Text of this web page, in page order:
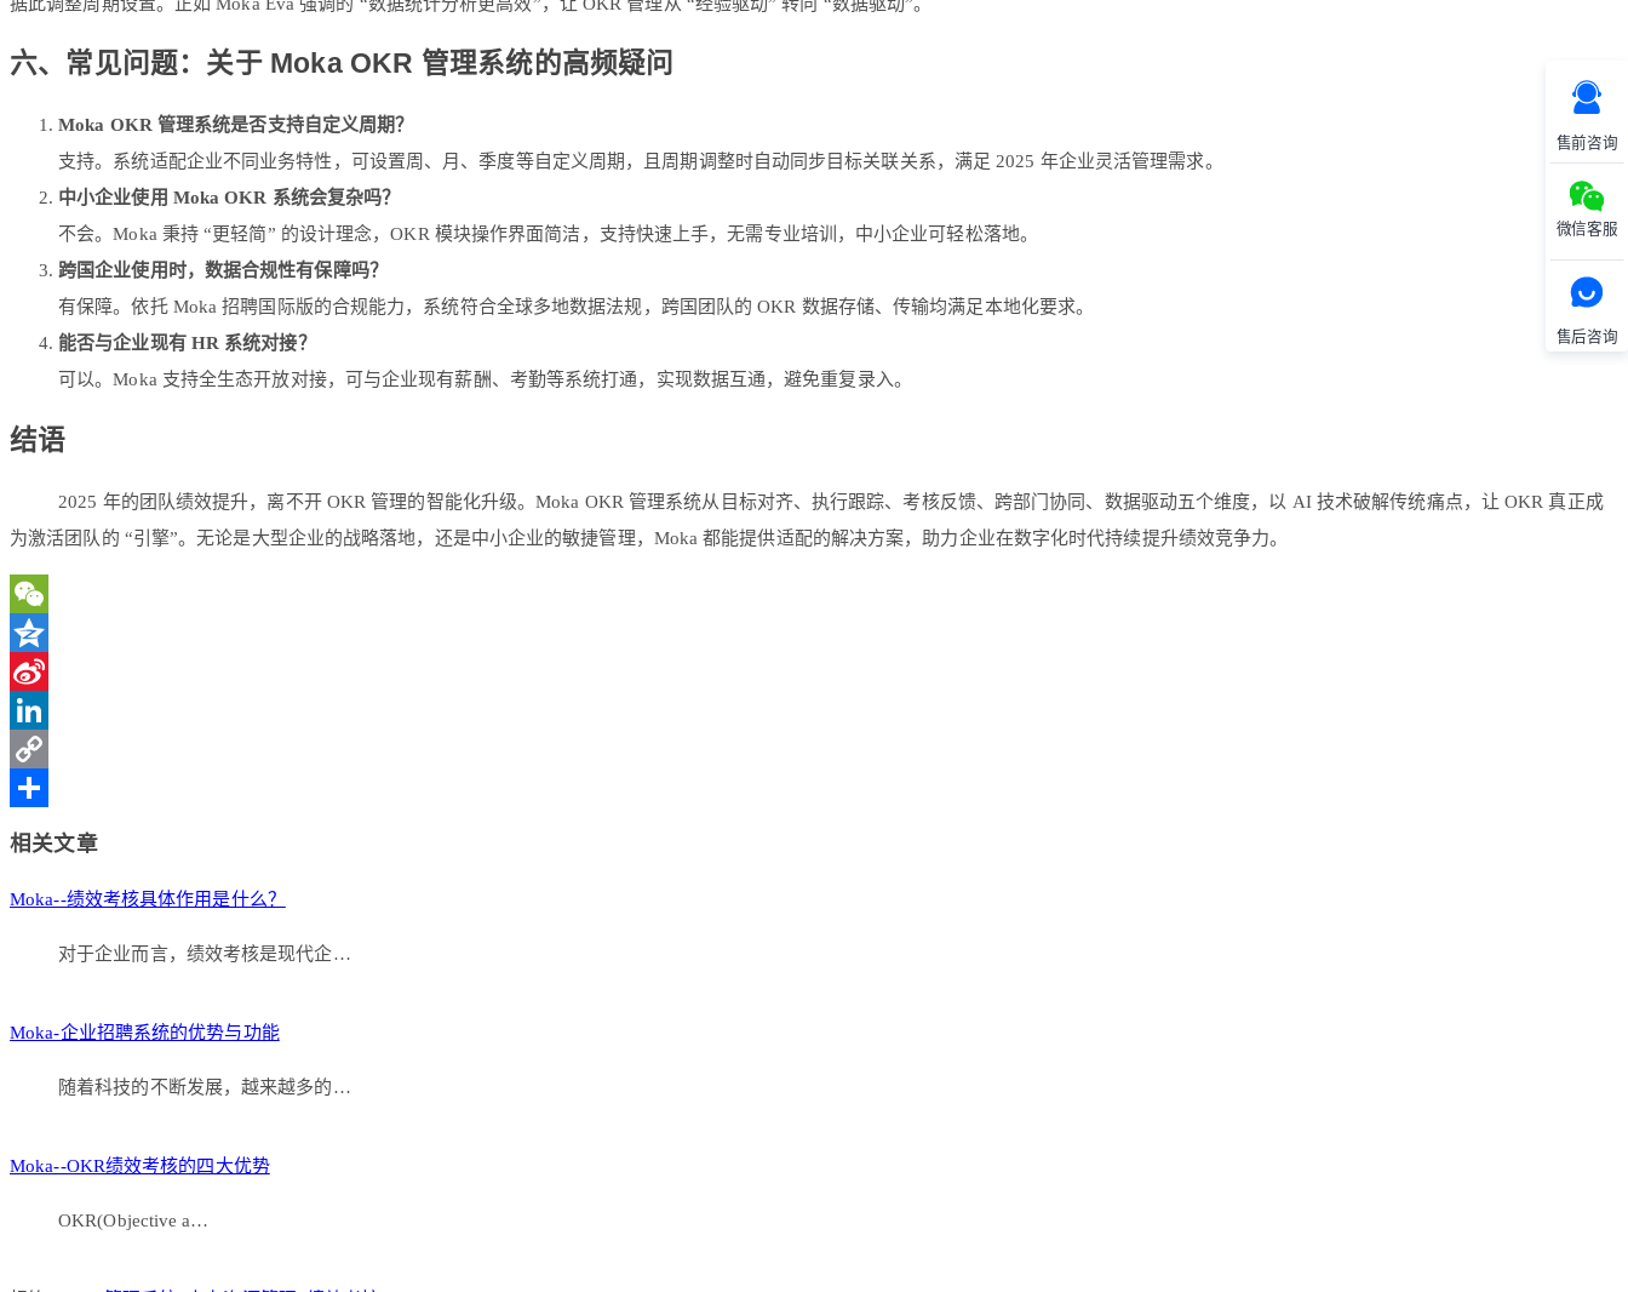
售前咨询
微信客服
售后咨询
六、常见问题：关于 Moka OKR 管理系统的高频疑问
Moka OKR 管理系统是否支持自定义周期？
支持。系统适配企业不同业务特性，可设置周、月、季度等自定义周期，且周期调整时自动同步目标关联关系，满足 2025 年企业灵活管理需求。
中小企业使用 Moka OKR 系统会复杂吗？
不会。Moka 秉持 “更轻简” 的设计理念，OKR 模块操作界面简洁，支持快速上手，无需专业培训，中小企业可轻松落地。
跨国企业使用时，数据合规性有保障吗？
有保障。依托 Moka 招聘国际版的合规能力，系统符合全球多地数据法规，跨国团队的 OKR 数据存储、传输均满足本地化要求。
能否与企业现有 HR 系统对接？
可以。Moka 支持全生态开放对接，可与企业现有薪酬、考勤等系统打通，实现数据互通，避免重复录入。
结语
2025 年的团队绩效提升，离不开 OKR 管理的智能化升级。Moka OKR 管理系统从目标对齐、执行跟踪、考核反馈、跨部门协同、数据驱动五个维度，以 AI 技术破解传统痛点，让 OKR 真正成
为激活团队的 “引擎”。无论是大型企业的战略落地，还是中小企业的敏捷管理，Moka 都能提供适配的解决方案，助力企业在数字化时代持续提升绩效竞争力。
WeChat
Qzone
Sina
Weibo
LinkedIn
Copy
相关文章
Moka--绩效考核具体作用是什么？
对于企业而言，绩效考核是现代企…
Moka-企业招聘系统的优势与功能
随着科技的不断发展，越来越多的…
Moka--OKR绩效考核的四大优势
OKR(Objective a…